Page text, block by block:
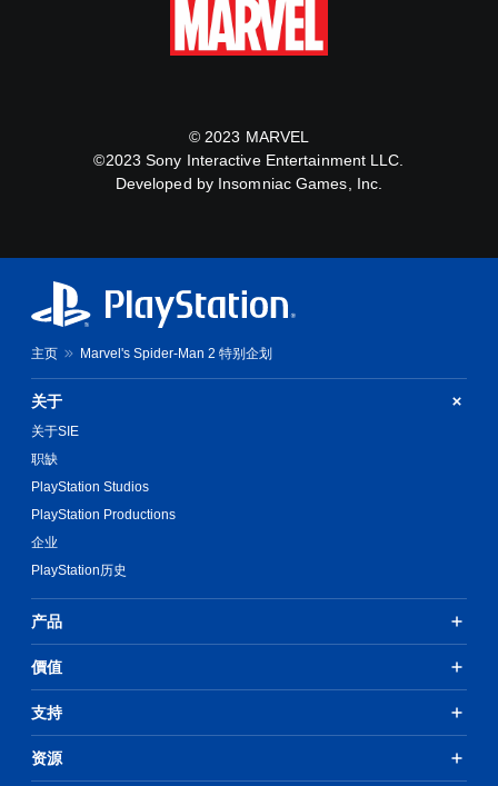
© 2023 MARVEL
©2023 Sony Interactive Entertainment LLC.
Developed by Insomniac Games, Inc.
主页 Marvel's Spider-Man 2 特别企划
关于
关于SIE
职缺
PlayStation Studios
PlayStation Productions
企业
PlayStation历史
产品
價值
支持
资源